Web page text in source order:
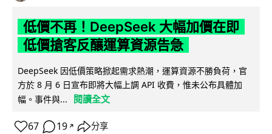
低價不再！DeepSeek 大幅加價在即
低價搶客反釀運算資源告急
DeepSeek 因低價策略掀起需求熱潮，運算資源不勝負荷，官
方於 8 月 6 日宣布即將大幅上調 API 收費，惟未公布具體加
幅。事件與...
閱讀全文
67 19 ↗ 分享